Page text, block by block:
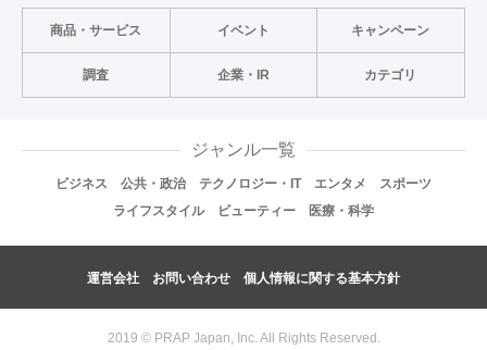
商品・サービス イベント キャンペーン
調査 企業・IR カテゴリ
ジャンル一覧
ビジネス 公共・政治 テクノロジー・IT エンタメ
スポーツ
ライフスタイル
ビューティー 医療・科学
運営会社 お問い合わせ 個人情報に関する基本方針
2019 © PRAP Japan, Inc. All Rights Reserved.